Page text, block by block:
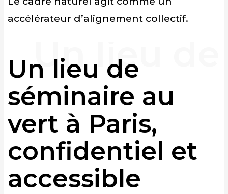
accélérateur d’alignement collectif.
Un lieu de
séminaire au
vert à Paris,
confidentiel et
accessible